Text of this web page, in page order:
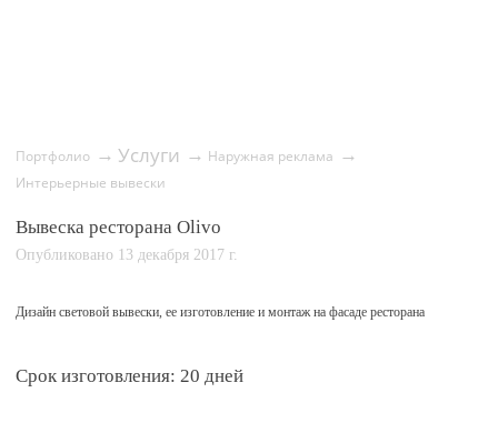
Портфолио → Услуги → Наружная реклама →
Интерьерные вывески
Вывеска ресторана Olivo
Опубликовано 13 декабря 2017 г.
Дизайн световой вывески, ее изготовление и монтаж на фасаде ресторана
Срок изготовления: 20 дней